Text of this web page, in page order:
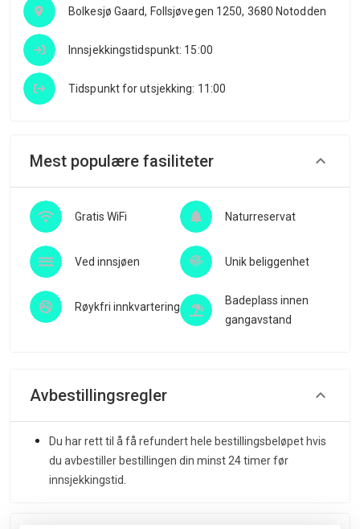
Bolkesjø Gaard, Follsjøvegen 1250, 3680 Notodden
Innsjekkingstidspunkt: 15:00
Tidspunkt for utsjekking: 11:00
Mest populære fasiliteter
Gratis WiFi Naturreservat
Ved innsjøen Unik beliggenhet
Røykfri innkvartering
Badeplass innen
gangavstand
Avbestillingsregler
Du har rett til å få refundert hele bestillingsbeløpet hvis
du avbestiller bestillingen din minst 24 timer før
innsjekkingstid.